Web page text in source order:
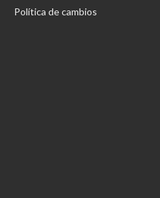
Política de cambios